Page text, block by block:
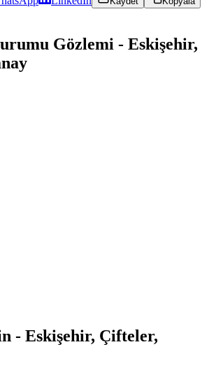
Gözlemi - Eskişehir,
- Eskişehir, Çifteler,